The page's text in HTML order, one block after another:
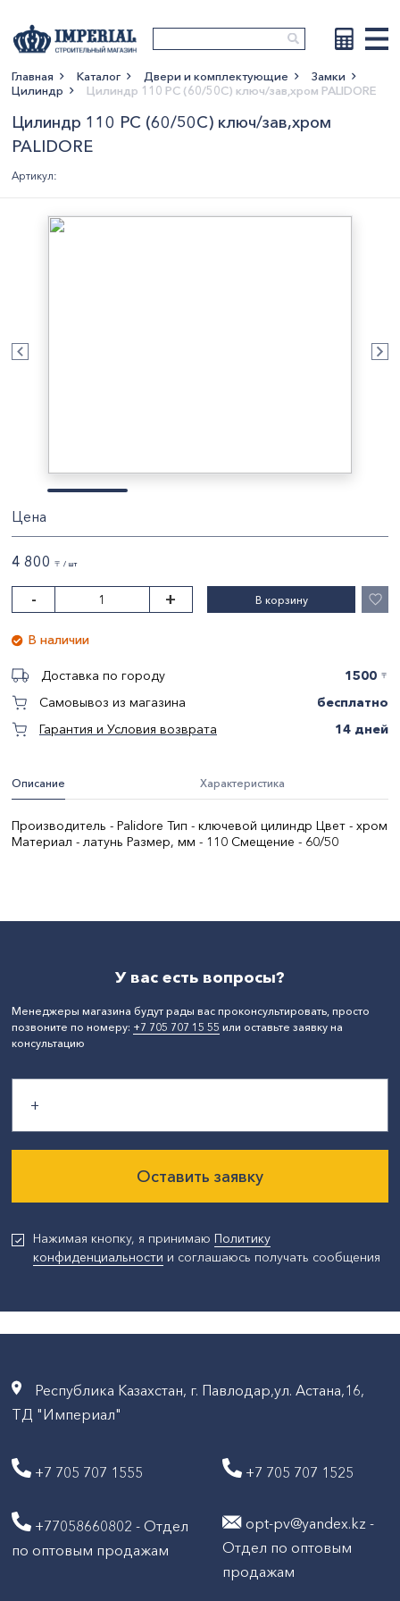
Главная Каталог Двери и комплектующие
Замки
Цилиндр
Цилиндр 110 РС (60/50C) ключ/зав,хром PALIDORE
Цилиндр 110 РС (60/50C) ключ/зав,хром
PALIDORE
Артикул:
Описание Характеристика
Производитель - Palidore Тип - ключевой цилиндр Цвет - хром
Материал - латунь Размер, мм - 110 Смещение - 60/50
Цена
4 800 〒 / шт
- + В корзину
В наличии
Доставка по городу 1500 〒
Самовывоз из магазина
бесплатно
Гарантия и Условия возврата
14 дней
У вас есть вопросы?
Менеджеры магазина будут рады вас проконсультировать, просто
позвоните по номеру: +7 705 707 15 55 или оставьте заявку на
консультацию
Оставить заявку
Нажимая кнопку, я принимаю Политику
конфиденциальности и соглашаюсь получать сообщения
Республика Казахстан, г. Павлодар,ул. Астана,16,
ТД "Империал"
+7 705 707 1555 +7 705 707 1525
+77058660802 - Отдел
по оптовым продажам
opt-pv@yandex.kz -
Отдел по оптовым
продажам